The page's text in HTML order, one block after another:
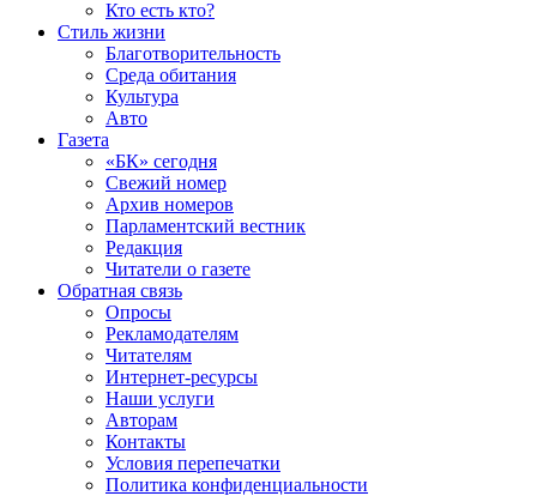
Кто есть кто?
Стиль жизни
Благотворительность
Среда обитания
Культура
Авто
Газета
«БК» сегодня
Свежий номер
Архив номеров
Парламентский вестник
Редакция
Читатели о газете
Обратная связь
Опросы
Рекламодателям
Читателям
Интернет-ресурсы
Наши услуги
Авторам
Контакты
Условия перепечатки
Политика конфиденциальности